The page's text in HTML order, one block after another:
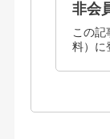
非会
この記
料）に